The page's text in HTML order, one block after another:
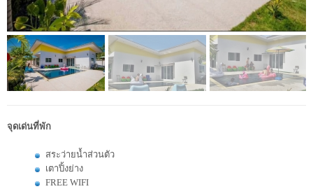
จุดเด่นที่พัก
สระว่ายน้ำส่วนตัว
เตาปิ้งย่าง
FREE WIFI